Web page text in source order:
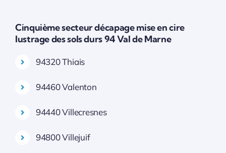
Cinquième secteur décapage mise en cire
lustrage des sols durs 94 Val de Marne
94320 Thiais
94460 Valenton
94440 Villecresnes
94800 Villejuif